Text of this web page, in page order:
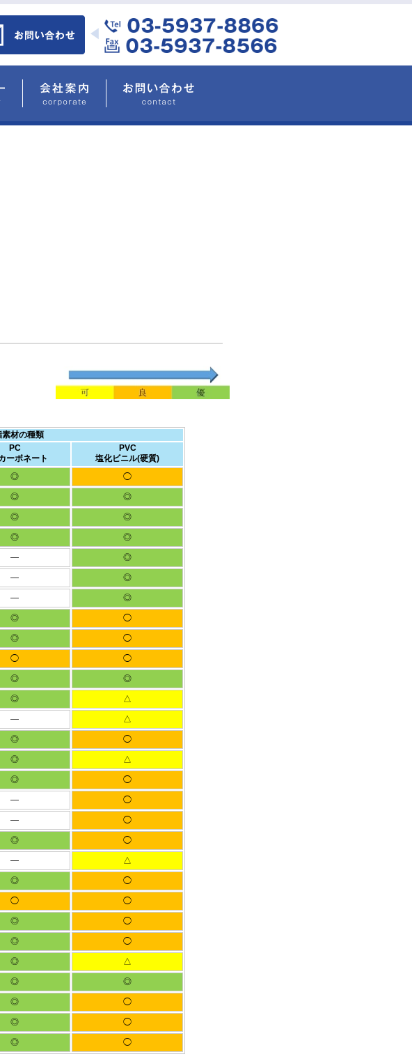
素材の種類
PC
ーボネート
PVC
塩化ビニル(硬質)
◎ ◯
◎ ◎
◎ ◎
◎ ◎
― ◎
― ◎
― ◎
◎ ◯
◎ ◯
◯ ◯
◎ ◎
◎ △
― △
◎ ◯
◎ △
◎ ◯
― ◯
― ◯
◎ ◯
― △
◎ ◯
◯ ◯
◎ ◯
◎ ◯
◎ △
◎ ◎
◎ ◯
◎ ◯
◎ ◯